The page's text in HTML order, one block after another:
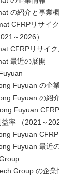
の紹介と事業
～2026）
Fairmat CFRPリサイ
最近の展開
Fuyuan
Nantong Fuyuan の企
Nantong Fuyuan の
率 （2021～
Nantong Fuyuan
Nantong Fuyuan 最近
Group
Newtech Group の企